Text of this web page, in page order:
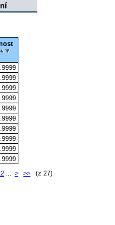
> >> (z 27)